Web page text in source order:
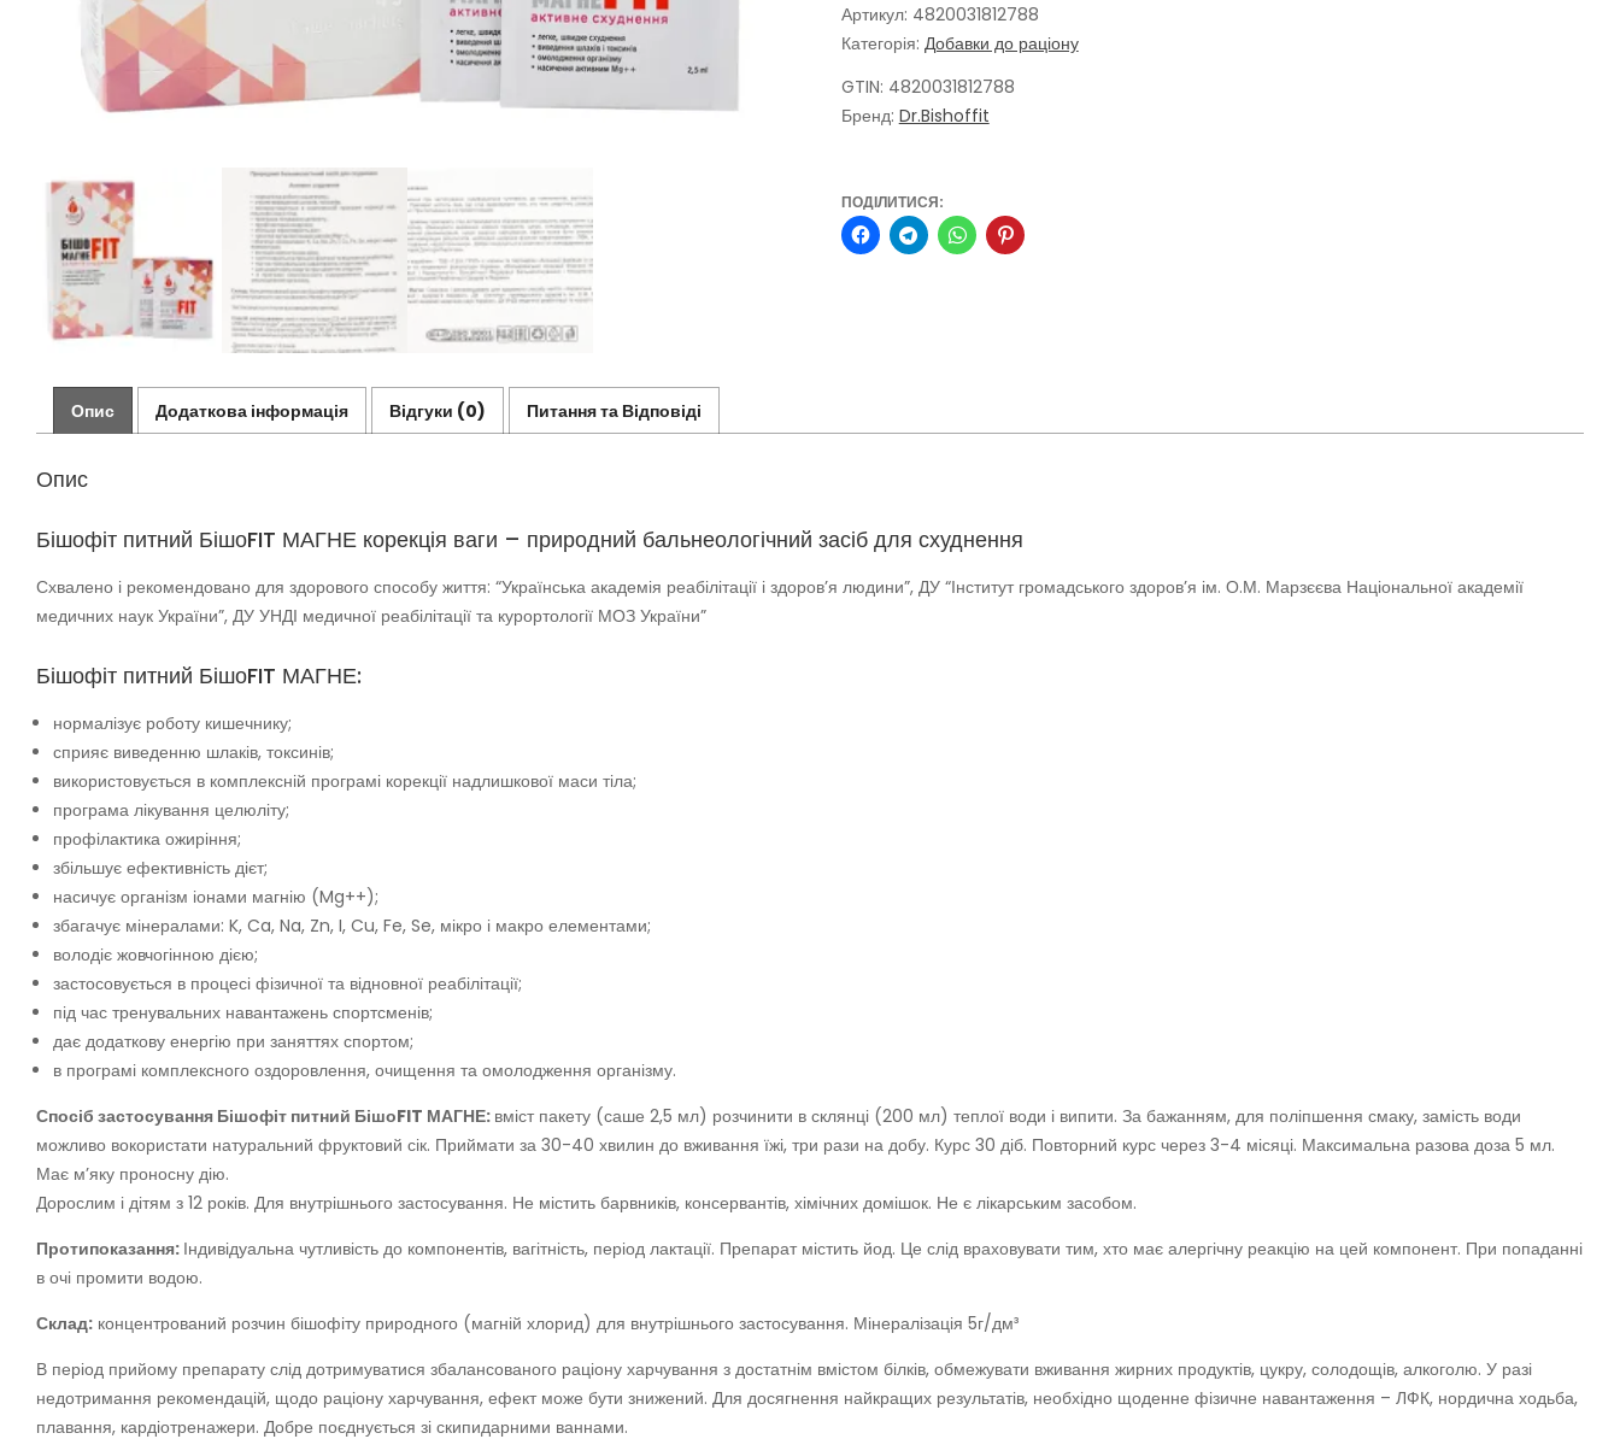
корекція
ваги,
саше
по
2,5
Артикул: 4820031812788
Категорія: Добавки до раціону
GTIN: 4820031812788
Бренд: Dr.Bishoffit
ПОДІЛИТИСЯ:
Опис Додаткова інформація Відгуки (0) Питання та Відповіді
Опис
Бішофіт питний БішоFIT МАГНЕ корекція ваги – природний бальнеологічний засіб для схуднення
Схвалено і рекомендовано для здорового способу життя: “Українська академія реабілітації і здоров’я людини”, ДУ “Інститут громадського здоров’я ім. О.М. Марзєєва Національної академії
медичних наук України”, ДУ УНДІ медичної реабілітації та курортології МОЗ України”
Бішофіт питний БішоFIT МАГНЕ:
нормалізує роботу кишечнику;
сприяє виведенню шлаків, токсинів;
використовується в комплексній програмі корекції надлишкової маси тіла;
програма лікування целюліту;
профілактика ожиріння;
збільшує ефективність дієт;
насичує організм іонами магнію (Mg++);
збагачує мінералами: K, Ca, Na, Zn, I, Cu, Fe, Se, мікро і макро елементами;
володіє жовчогінною дією;
застосовується в процесі фізичної та відновної реабілітації;
під час тренувальних навантажень спортсменів;
дає додаткову енергію при заняттях спортом;
в програмі комплексного оздоровлення, очищення та омолодження організму.
Спосіб застосування Бішофіт питний БішоFIT МАГНЕ: вміст пакету (саше 2,5 мл) розчинити в склянці (200 мл) теплої води і випити. За бажанням, для поліпшення смаку, замість води
можливо вокористати натуральний фруктовий сік. Приймати за 30-40 хвилин до вживання їжі, три рази на добу. Курс 30 діб. Повторний курс через 3-4 місяці. Максимальна разова доза 5 мл.
Має м’яку проносну дію.
Дорослим і дітям з 12 років. Для внутрішнього застосування. Не містить барвників, консервантів, хімічних домішок. Не є лікарським засобом.
Протипоказання: Індивідуальна чутливість до компонентів, вагітність, період лактації. Препарат містить йод. Це слід враховувати тим, хто має алергічну реакцію на цей компонент. При попаданні
в очі промити водою.
Склад: концентрований розчин бішофіту природного (магній хлорид) для внутрішнього застосування. Мінералізація 5г/дм³
В період прийому препарату слід дотримуватися збалансованого раціону харчування з достатнім вмістом білків, обмежувати вживання жирних продуктів, цукру, солодощів, алкоголю. У разі
недотримання рекомендацій, щодо раціону харчування, ефект може бути знижений. Для досягнення найкращих результатів, необхідно щоденне фізичне навантаження – ЛФК, нордична ходьба,
плавання, кардіотренажери. Добре поєднується зі скипидарними ваннами.